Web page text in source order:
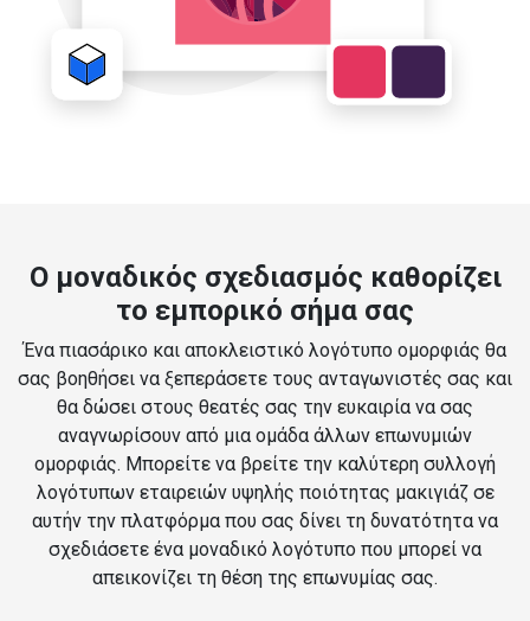
Ο μοναδικός σχεδιασμός καθορίζει
το εμπορικό σήμα σας
Ένα πιασάρικο και αποκλειστικό λογότυπο ομορφιάς θα
σας βοηθήσει να ξεπεράσετε τους ανταγωνιστές σας και
θα δώσει στους θεατές σας την ευκαιρία να σας
αναγνωρίσουν από μια ομάδα άλλων επωνυμιών
ομορφιάς. Μπορείτε να βρείτε την καλύτερη συλλογή
λογότυπων εταιρειών υψηλής ποιότητας μακιγιάζ σε
αυτήν την πλατφόρμα που σας δίνει τη δυνατότητα να
σχεδιάσετε ένα μοναδικό λογότυπο που μπορεί να
απεικονίζει τη θέση της επωνυμίας σας.